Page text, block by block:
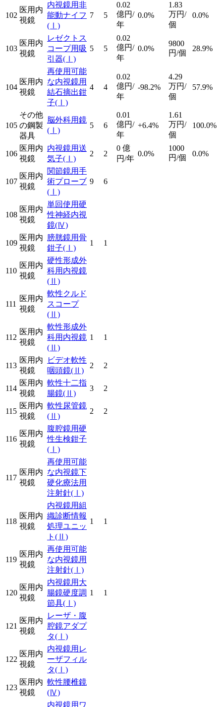
102
医用内
視鏡
内視鏡用非
能動ナイフ
(Ⅰ)
7 5
0.02
億円/
年
0.0%
1.83
万円/
個
0.0%
103
医用内
視鏡
レゼクトス
コープ用吸
引器(Ⅰ)
5 5
0.02
億円/
年
0.0%
9800
円/個
28.9%
104
医用内
視鏡
再使用可能
な内視鏡用
結石摘出鉗
子(Ⅰ)
4 4
0.02
億円/
年
-98.2%
4.29
万円/
個
57.9%
105
その他
の鋼製
器具
脳外科用鏡
(Ⅰ)
5 6
0.01
億円/
年
+6.4%
1.61
万円/
個
100.0%
106
医用内
視鏡
内視鏡用送
気子(Ⅰ)
2 2
0 億
円/年
0.0%
1000
円/個
0.0%
107
医用内
視鏡
関節鏡用手
術プローブ
(Ⅰ)
9 6
108
医用内
視鏡
単回使用硬
性神経内視
鏡(Ⅳ)
109
医用内
視鏡
膀胱鏡用骨
鉗子(Ⅰ)
1 1
110
医用内
視鏡
硬性形成外
科用内視鏡
(Ⅱ)
111
医用内
視鏡
軟性クルド
スコープ
(Ⅱ)
112
医用内
視鏡
軟性形成外
科用内視鏡
(Ⅱ)
1 1
113
医用内
視鏡
ビデオ軟性
咽頭鏡(Ⅱ)
2 2
114
医用内
視鏡
軟性十二指
腸鏡(Ⅱ)
3 2
115
医用内
視鏡
軟性尿管鏡
(Ⅱ)
2 2
116
医用内
視鏡
腹腔鏡用硬
性生検鉗子
(Ⅰ)
117
医用内
視鏡
再使用可能
な内視鏡下
硬化療法用
注射針(Ⅰ)
118
医用内
視鏡
内視鏡用組
織診断情報
処理ユニッ
ト (Ⅱ)
1 1
119
医用内
視鏡
再使用可能
な内視鏡用
注射針(Ⅰ)
120
医用内
視鏡
内視鏡用大
腸鏡硬度調
節具(Ⅰ)
1 1
121
医用内
視鏡
レーザ・腹
腔鏡アダプ
タ(Ⅰ)
122
医用内
視鏡
内視鏡用レ
ーザフィル
タ(Ⅰ)
123
医用内
視鏡
軟性腰椎鏡
(Ⅳ)
内視鏡用ワ